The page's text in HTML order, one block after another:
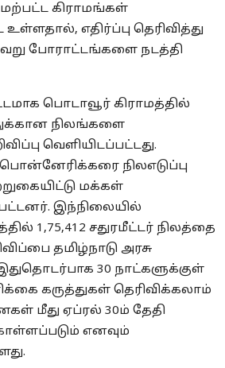
கிராமங்கள்
எதிர்ப்பு தெரிவித்து
போராட்டங்களை நடத்தி
பொடாவூர் கிராமத்தில்
நிலங்களை
வெளியிடப்பட்டது.
நிலஎடுப்பு
மக்கள்
இந்நிலையில்
1,75,412 சதுரமீட்டர் நிலத்தை
தமிழ்நாடு அரசு
30 நாட்களுக்குள்
கருத்துகள் தெரிவிக்கலாம்
மீது ஏப்ரல் 30ம் தேதி
எனவும்